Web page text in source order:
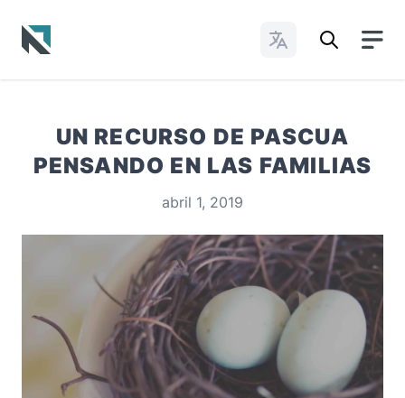
Cambiar idioma
UN RECURSO DE PASCUA
PENSANDO EN LAS FAMILIAS
abril 1, 2019